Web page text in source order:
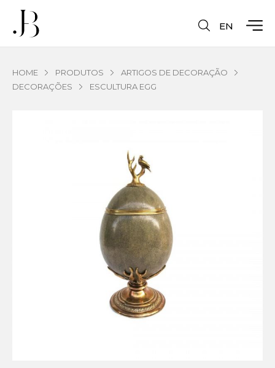
EN
HOME PRODUTOS
ARTIGOS DE DECORAÇÃO
DECORAÇÕES
ESCULTURA EGG